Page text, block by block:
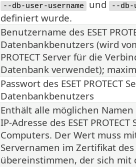
--db-user-username und --db-
definiert wurde.
Benutzername des ESET
Datenbankbenutzers (wird
PROTECT Server für die
Datenbank verwendet);
Passwort des ESET PROTECT
Datenbankbenutzers
Enthält alle möglichen
IP-Adresse des ESET PROTECT
Computers. Der Wert muss
Servernamen im Zertifikat
übereinstimmen, der sich mit